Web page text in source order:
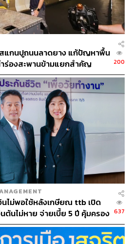
กรุงเทพฯ
ถนนสาทร
Salaryman
THE AUTHOR
STANDARD TEAM
บรรณาธิการ THE STANDARD
THE PHOTOGRAPHER
ส สุดโต
ณาธิการภาพ ประจำสำนักข่าว THE
สแกนปูถนนลาดยาง แก้ปัญหาพื้น
ร่องสะพานข้ามแยกสำคัญ
200
นไม่พอใช้หลังเกษียณ ttb เปิด
ต้นไม่หาย จ่ายเบี้ย 5 ปี คุ้มครอง
ทำกำไรทั้งตลาดขาขึ้น-ขาลง
637